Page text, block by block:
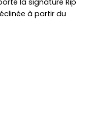
la signature Rip
à partir du